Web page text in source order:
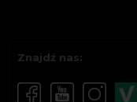
Znajdź nas: